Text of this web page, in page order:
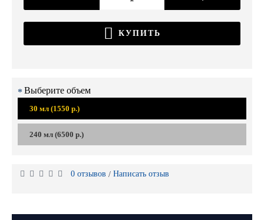
КУПИТЬ
Выберите объем
30 мл (1550 р.)
240 мл (6500 р.)
0 отзывов / Написать отзыв